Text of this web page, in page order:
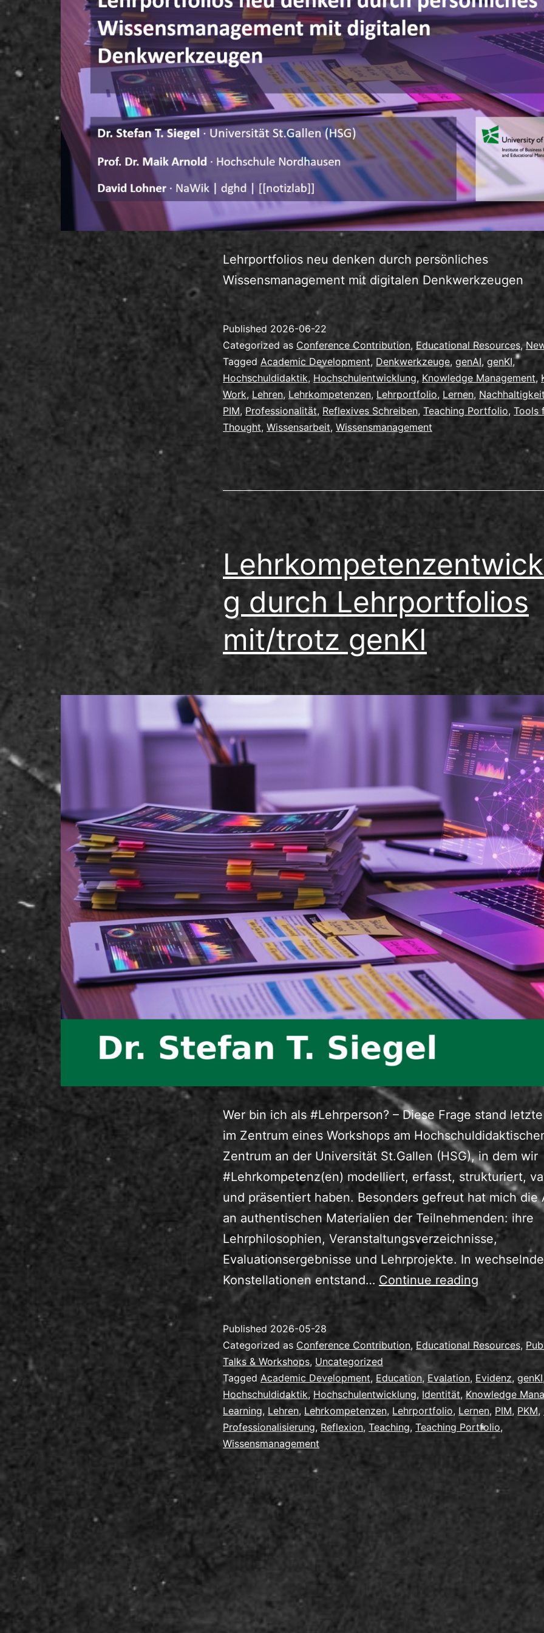
Lehrportfolios neu denken durch persönliches
Wissensmanagement mit digitalen Denkwerkzeugen
Published 2026-06-22
Categorized as Conference Contribution, Educational Resources,
Tagged Academic Development, Denkwerkzeuge, genAI,genKI,
Hochschuldidaktik, Hochschulentwicklung, Knowledge Management,
Work,Lehren, Lehrkompetenzen, Lehrportfolio, Lernen,
PIM, Professionalität, Reflexives Schreiben, Teaching Portfolio, Tools
Thought, Wissensarbeit, Wissensmanagement
g durch Lehrportfolios
mit/trotz genKI
Wer bin ich als #Lehrperson? – Diese Frage stand
im Zentrum eines Workshops am
Zentrum an der Universität St.Gallen (HSG), in dem wir
#Lehrkompetenz(en) modelliert, erfasst, strukturiert,
und präsentiert haben. Besonders gefreut hat mich die
an authentischen Materialien der Teilnehmenden: ihre
Lehrphilosophien, Veranstaltungsverzeichnisse,
Evaluationsergebnisse und Lehrprojekte. In
Konstellationen entstand… Continue reading
durch
mit/trotz
genKI
Published 2026-05-28
Categorized as Conference Contribution, Educational Resources,
Talks & Workshops, Uncategorized
Tagged Academic Development, Education, Evalation, Evidenz, genKI
Hochschuldidaktik, Hochschulentwicklung, Identität, Knowledge
Learning, Lehren, Lehrkompetenzen, Lehrportfolio, Lernen, PIM, PKM,
Professionalisierung, Reflexion, Teaching, Teaching Portfolio,
Wissensmanagement